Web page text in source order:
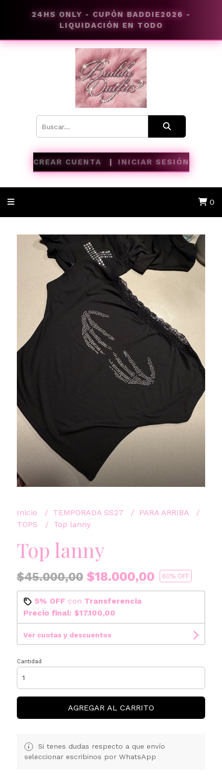
24HS ONLY - CUPÓN BADDIE2026 -
LIQUIDACIÓN EN TODO
CREAR CUENTA INICIAR SESIÓN
0
Inicio TEMPORADA SS27
PARA ARRIBA
TOPS
Top lanny
Top lanny
$45.000,00$18.000,00 60% OFF
5% OFF con Transferencia
Precio final: $17.100,00
Ver cuotas y descuentos
Cantidad
AGREGAR AL CARRITO
Si tenes dudas respecto a que envío
seleccionar escribinos por WhatsApp